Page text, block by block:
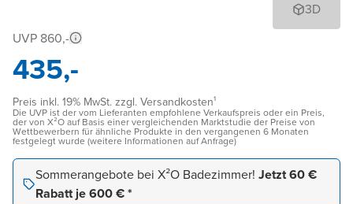
3D
UVP 860,-
435,-
Preis inkl. 19% MwSt. zzgl. Versandkosten¹
Die UVP ist der vom Lieferanten empfohlene Verkaufspreis oder ein Preis,
der von X²O auf Basis einer vergleichenden Marktstudie der Preise von
Wettbewerbern für ähnliche Produkte in den vergangenen 6 Monaten
festgelegt wurde (weitere Informationen auf Anfrage)
Sommerangebote bei X²O Badezimmer! Jetzt 60 €
Rabatt je 600 € *